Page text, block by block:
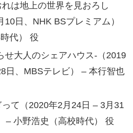
は地上の世界を見おろし
日、NHK BSプレミアム）
代） 役
せ大人のシェアハウス-（2019
日、MBSテレビ） – 本行智也
て（2020年2月24日 – 3月31
– 小野浩史（高校時代） 役